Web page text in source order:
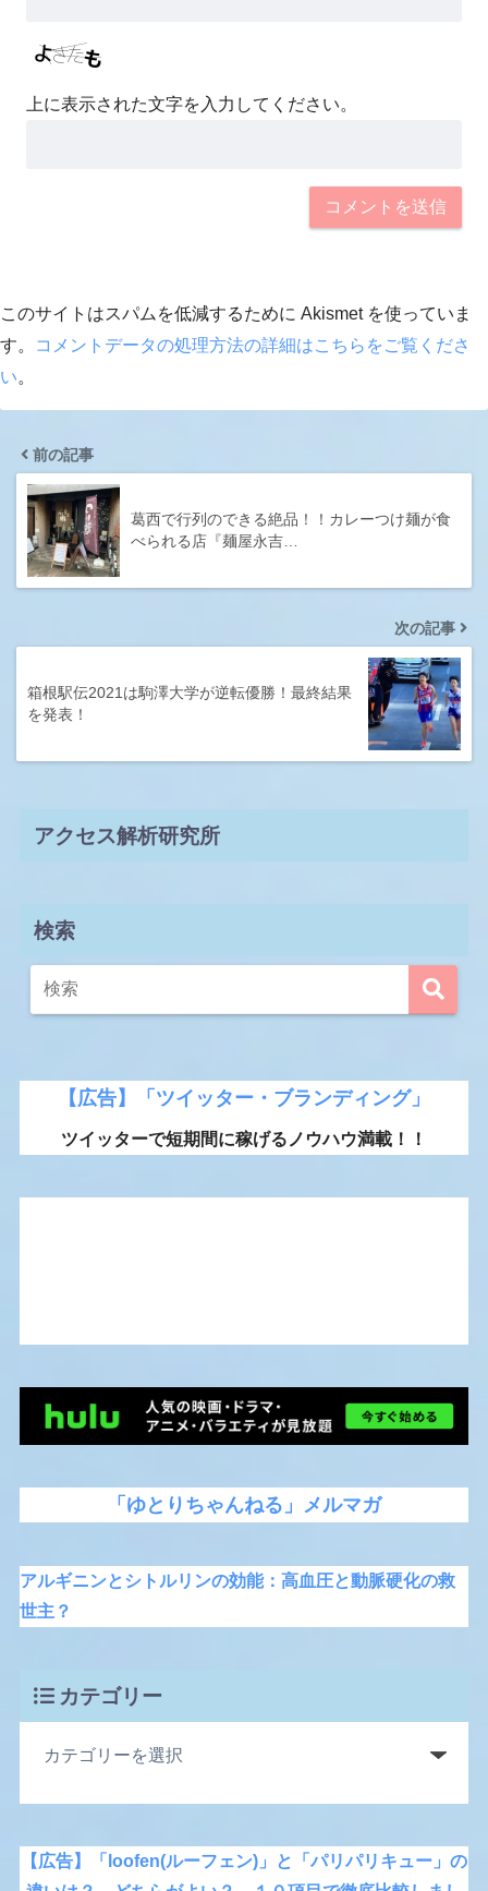
上に表示された文字を入力してください。
このサイトはスパムを低減するために Akismet を使っていま
す。
コメントデータの処理方法の詳細はこちらをご覧くださ
い。
前の記事
葛西で行列のできる絶品！！カレーつけ麺が食
べられる店『麺屋永吉…
次の記事
箱根駅伝2021は駒澤大学が逆転優勝！最終結果
を発表！
アクセス解析研究所
検索
【広告】「ツイッター・ブランディング」
ツイッターで短期間に稼げるノウハウ満載！！
「ゆとりちゃんねる」メルマガ
アルギニンとシトルリンの効能：高血圧と動脈硬化の救
世主？
カテゴリー
【広告】「loofen(ルーフェン)」と「パリパリキュー」の